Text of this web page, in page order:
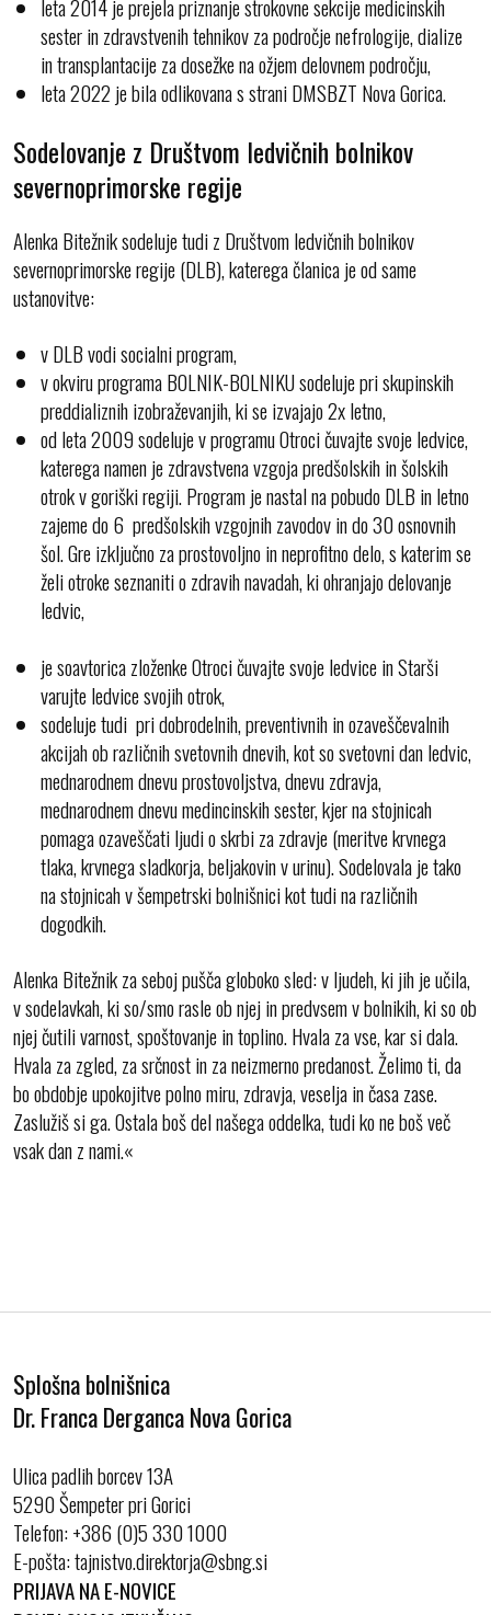
leta 2014 je prejela priznanje strokovne sekcije medicinskih
sester in zdravstvenih tehnikov za področje nefrologije, dialize
in transplantacije za dosežke na ožjem delovnem področju,
leta 2022 je bila odlikovana s strani DMSBZT Nova Gorica.
Sodelovanje z Društvom ledvičnih bolnikov
severnoprimorske regije
Alenka Bitežnik sodeluje tudi z Društvom ledvičnih bolnikov
severnoprimorske regije (DLB), katerega članica je od same
ustanovitve:
v DLB vodi socialni program,
v okviru programa BOLNIK-BOLNIKU sodeluje pri skupinskih
preddializnih izobraževanjih, ki se izvajajo 2x letno,
od leta 2009 sodeluje v programu Otroci čuvajte svoje ledvice,
katerega namen je zdravstvena vzgoja predšolskih in šolskih
otrok v goriški regiji. Program je nastal na pobudo DLB in letno
zajeme do 6 predšolskih vzgojnih zavodov in do 30 osnovnih
šol. Gre izključno za prostovoljno in neprofitno delo, s katerim se
želi otroke seznaniti o zdravih navadah, ki ohranjajo delovanje
ledvic,
je soavtorica zloženke Otroci čuvajte svoje ledvice in Starši
varujte ledvice svojih otrok,
sodeluje tudi pri dobrodelnih, preventivnih in ozaveščevalnih
akcijah ob različnih svetovnih dnevih, kot so svetovni dan ledvic,
mednarodnem dnevu prostovoljstva, dnevu zdravja,
mednarodnem dnevu medincinskih sester, kjer na stojnicah
pomaga ozaveščati ljudi o skrbi za zdravje (meritve krvnega
tlaka, krvnega sladkorja, beljakovin v urinu). Sodelovala je tako
na stojnicah v šempetrski bolnišnici kot tudi na različnih
dogodkih.
Alenka Bitežnik za seboj pušča globoko sled: v ljudeh, ki jih je učila,
v sodelavkah, ki so/smo rasle ob njej in predvsem v bolnikih, ki so ob
njej čutili varnost, spoštovanje in toplino. Hvala za vse, kar si dala.
Hvala za zgled, za srčnost in za neizmerno predanost. Želimo ti, da
bo obdobje upokojitve polno miru, zdravja, veselja in časa zase.
Zaslužiš si ga. Ostala boš del našega oddelka, tudi ko ne boš več
vsak dan z nami.«
Splošna bolnišnica
Dr. Franca Derganca Nova Gorica
Ulica padlih borcev 13A
5290 Šempeter pri Gorici
Telefon:+386 (0)5 330 1000
E-pošta:
PRIJAVA NA E-NOVICE